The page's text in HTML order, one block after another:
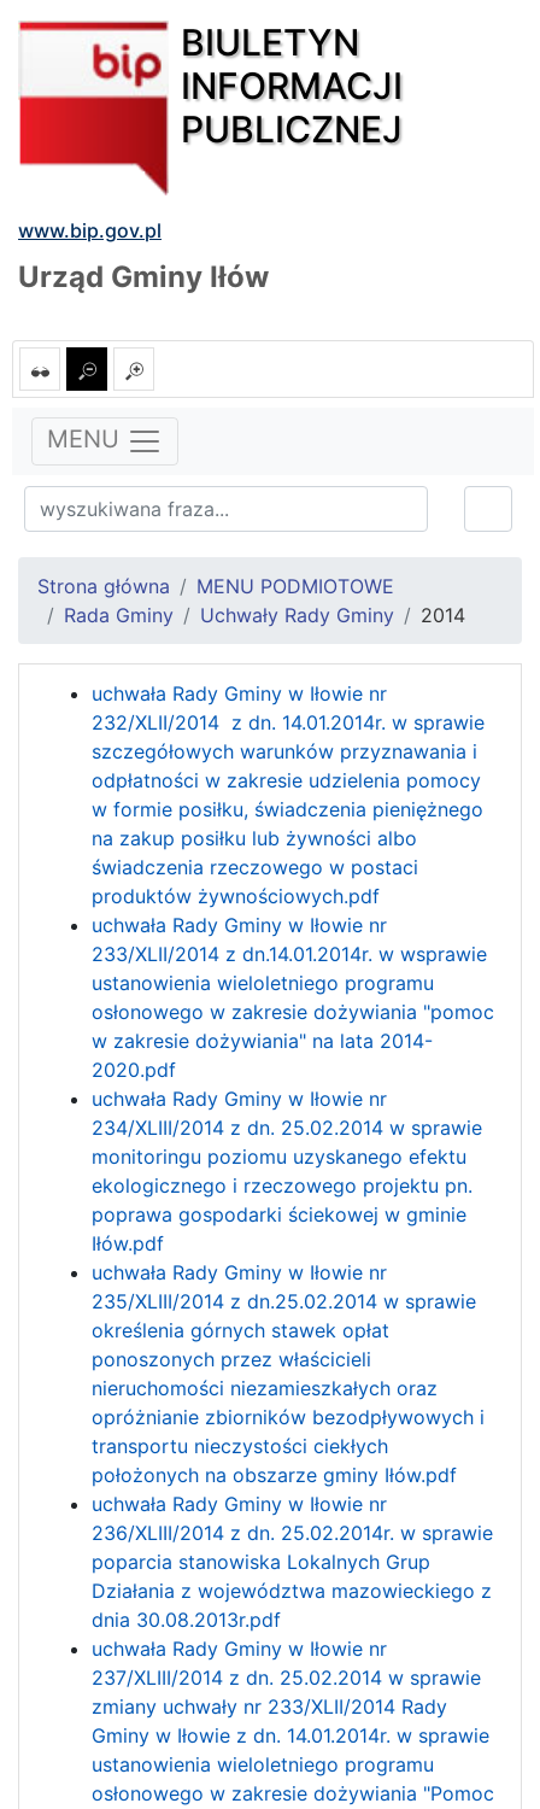
BIULETYN
INFORMACJI
PUBLICZNEJ
www.bip.gov.pl
Urząd Gminy Iłów
MENU
Strona główna
MENU PODMIOTOWE
Rada Gminy
Uchwały Rady Gminy 2014
uchwała Rady Gminy w Iłowie nr
232/XLII/2014 z dn. 14.01.2014r. w sprawie
szczegółowych warunków przyznawania i
odpłatności w zakresie udzielenia pomocy
w formie posiłku, świadczenia pieniężnego
na zakup posiłku lub żywności albo
świadczenia rzeczowego w postaci
produktów żywnościowych.pdf
uchwała Rady Gminy w Iłowie nr
233/XLII/2014 z dn.14.01.2014r. w wsprawie
ustanowienia wieloletniego programu
osłonowego w zakresie dożywiania "pomoc
w zakresie dożywiania" na lata 2014-
2020.pdf
uchwała Rady Gminy w Iłowie nr
234/XLIII/2014 z dn. 25.02.2014 w sprawie
monitoringu poziomu uzyskanego efektu
ekologicznego i rzeczowego projektu pn.
poprawa gospodarki ściekowej w gminie
Iłów.pdf
uchwała Rady Gminy w Iłowie nr
235/XLIII/2014 z dn.25.02.2014 w sprawie
określenia górnych stawek opłat
ponoszonych przez właścicieli
nieruchomości niezamieszkałych oraz
opróżnianie zbiorników bezodpływowych i
transportu nieczystości ciekłych
położonych na obszarze gminy Iłów.pdf
uchwała Rady Gminy w Iłowie nr
236/XLIII/2014 z dn. 25.02.2014r. w sprawie
poparcia stanowiska Lokalnych Grup
Działania z województwa mazowieckiego z
dnia 30.08.2013r.pdf
uchwała Rady Gminy w Iłowie nr
237/XLIII/2014 z dn. 25.02.2014 w sprawie
zmiany uchwały nr 233/XLII/2014 Rady
Gminy w Iłowie z dn. 14.01.2014r. w sprawie
ustanowienia wieloletniego programu
osłonowego w zakresie dożywiania "Pomoc